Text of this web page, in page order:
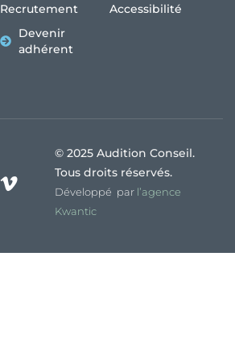
Recrutement
Devenir
adhérent
Accessibilité
© 2025 Audition Conseil.
Tous droits réservés.
Développé par l’agence
Kwantic